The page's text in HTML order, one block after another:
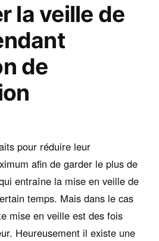
depuis
un
événement
système
la veille de
de
pour réduire leur
afin de garder le plus de
entraîne la mise en veille de
temps. Mais dans le cas
mise en veille est des fois
Heureusement il existe une